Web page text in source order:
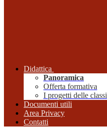
Didattica
Panoramica
Offerta formativa
I progetti delle classi
Documenti utili
Area Privacy
Contatti